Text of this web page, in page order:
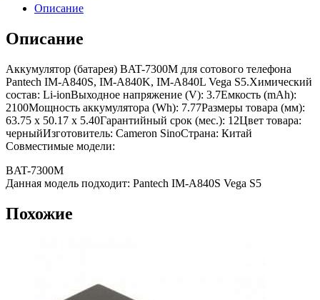
Описание
Описание
Аккумулятор (батарея) BAT-7300M для сотового телефона
Pantech IM-A840S, IM-A840K, IM-A840L Vega S5.Химический
состав: Li-ionВыходное напряжение (V): 3.7Емкость (mAh):
2100Мощность аккумулятора (Wh): 7.77Размеры товара (мм):
63.75 x 50.17 x 5.40Гарантийный срок (мес.): 12Цвет товара:
черныйИзготовитель: Cameron SinoСтрана: Китай
Совместимые модели:
BAT-7300M
Данная модель подходит: Pantech IM-A840S Vega S5
Похожие